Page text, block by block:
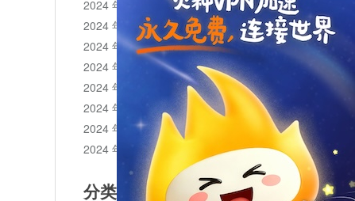
2024 年 12 月
2024 年 11 月
2024 年 10 月
2024 年 9 月
2024 年 8 月
2024 年 7 月
2024 年 6 月
2024 年 5 月
分类目录